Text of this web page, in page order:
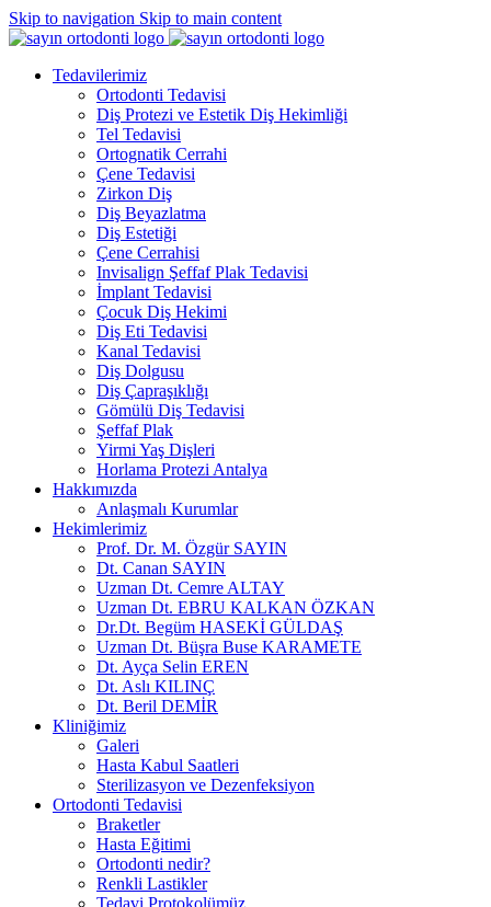
Skip to navigation Skip to main content
Tedavilerimiz
Ortodonti Tedavisi
Diş Protezi ve Estetik Diş Hekimliği
Tel Tedavisi
Ortognatik Cerrahi
Çene Tedavisi
Zirkon Diş
Diş Beyazlatma
Diş Estetiği
Çene Cerrahisi
Invisalign Şeffaf Plak Tedavisi
İmplant Tedavisi
Çocuk Diş Hekimi
Diş Eti Tedavisi
Kanal Tedavisi
Diş Dolgusu
Diş Çapraşıklığı
Gömülü Diş Tedavisi
Şeffaf Plak
Yirmi Yaş Dişleri
Horlama Protezi Antalya
Hakkımızda
Anlaşmalı Kurumlar
Hekimlerimiz
Prof. Dr. M. Özgür SAYIN
Dt. Canan SAYIN
Uzman Dt. Cemre ALTAY
Uzman Dt. EBRU KALKAN ÖZKAN
Dr.Dt. Begüm HASEKİ GÜLDAŞ
Uzman Dt. Büşra Buse KARAMETE
Dt. Ayça Selin EREN
Dt. Aslı KILINÇ
Dt. Beril DEMİR
Kliniğimiz
Galeri
Hasta Kabul Saatleri
Sterilizasyon ve Dezenfeksiyon
Ortodonti Tedavisi
Braketler
Hasta Eğitimi
Ortodonti nedir?
Renkli Lastikler
Tedavi Protokolümüz